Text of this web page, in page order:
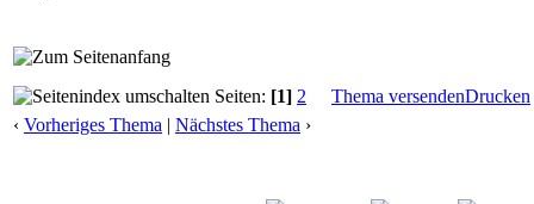
Seiten: [1] 2 Thema versendenDrucken
‹ Vorheriges Thema | Nächstes Thema ›